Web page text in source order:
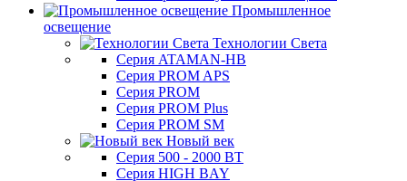
Промышленное
освещение
Технологии Света
Серия ATAMAN-HB
Серия PROM APS
Серия PROM
Серия PROM Plus
Серия PROM SM
Новый век
Серия 500 - 2000 ВТ
Серия HIGH BAY